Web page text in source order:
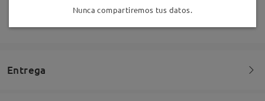
Deje su comentario
Entrega
Nunca compartiremos tus datos.